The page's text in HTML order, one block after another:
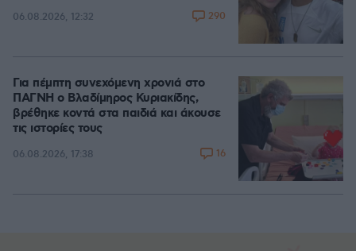
06.08.2026, 12:32 290
Για πέμπτη συνεχόμενη χρονιά στο
ΠΑΓΝΗ ο Βλαδίμηρος Κυριακίδης,
βρέθηκε κοντά στα παιδιά και άκουσε
τις ιστορίες τους
06.08.2026, 17:38 16